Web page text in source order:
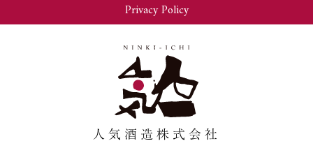
Privacy Policy
人気酒造株式会社